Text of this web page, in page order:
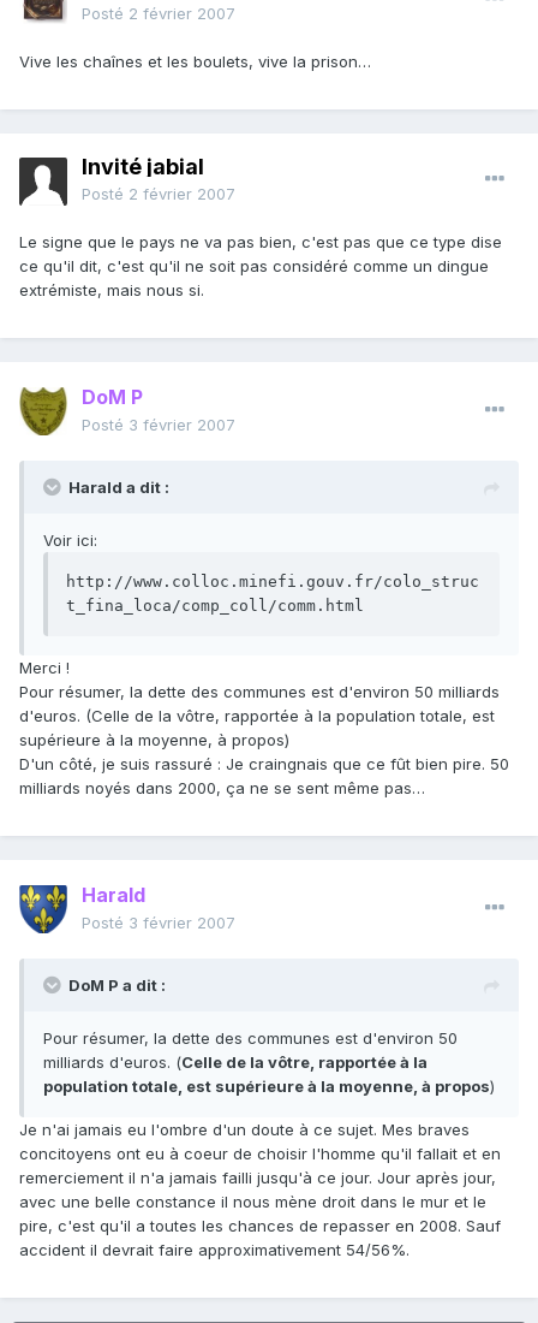
Posté 2 février 2007
Vive les chaînes et les boulets, vive la prison…
Invité jabial
Posté 2 février 2007
Le signe que le pays ne va pas bien, c'est pas que ce type dise
ce qu'il dit, c'est qu'il ne soit pas considéré comme un dingue
extrémiste, mais nous si.
DoM P
Posté 3 février 2007
Harald a dit :
Voir ici:
http://www.colloc.minefi.gouv.fr/colo_struc
t_fina_loca/comp_coll/comm.html
Merci !
Pour résumer, la dette des communes est d'environ 50 milliards
d'euros. (Celle de la vôtre, rapportée à la population totale, est
supérieure à la moyenne, à propos)
D'un côté, je suis rassuré : Je craingnais que ce fût bien pire. 50
milliards noyés dans 2000, ça ne se sent même pas…
Harald
Posté 3 février 2007
DoM P a dit :
Pour résumer, la dette des communes est d'environ 50
milliards d'euros. (Celle de la vôtre, rapportée à la
population totale, est supérieure à la moyenne, à propos)
Je n'ai jamais eu l'ombre d'un doute à ce sujet. Mes braves
concitoyens ont eu à coeur de choisir l'homme qu'il fallait et en
remerciement il n'a jamais failli jusqu'à ce jour. Jour après jour,
avec une belle constance il nous mène droit dans le mur et le
pire, c'est qu'il a toutes les chances de repasser en 2008. Sauf
accident il devrait faire approximativement 54/56%.